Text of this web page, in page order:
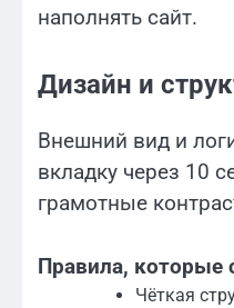
наполнять сайт.
Дизайн и
Внешний вид и
вкладку через 10
грамотные
Правила, которые
Чёткая